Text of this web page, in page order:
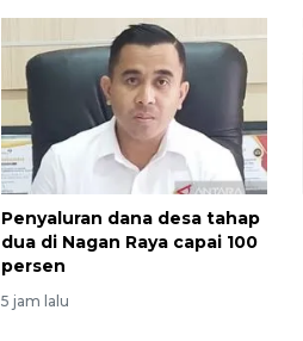
Penyaluran dana desa tahap
dua di Nagan Raya capai 100
persen
5 jam lalu